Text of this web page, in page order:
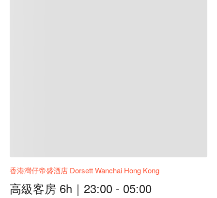
香港灣仔帝盛酒店 Dorsett Wanchai Hong Kong
高級客房 6h｜23:00 - 05:00